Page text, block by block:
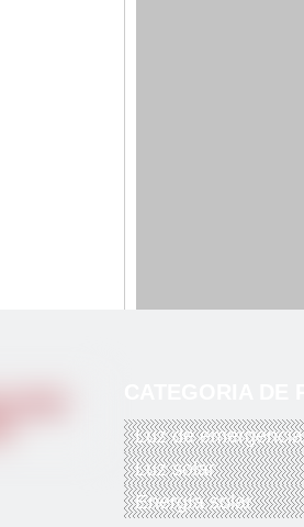
Luz de emergencia
Luz solar
Energía solar